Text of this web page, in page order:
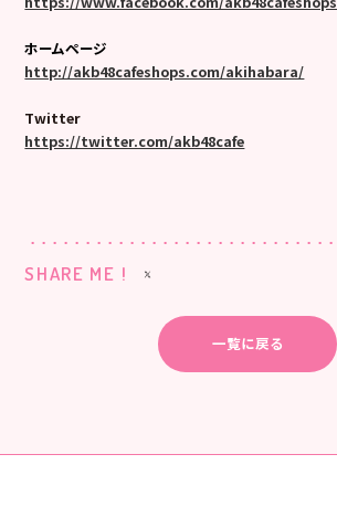
ホームページ
http://akb48cafeshops.com/akihabara/
Twitter
https://twitter.com/akb48cafe
SHARE ME !
一覧に戻る